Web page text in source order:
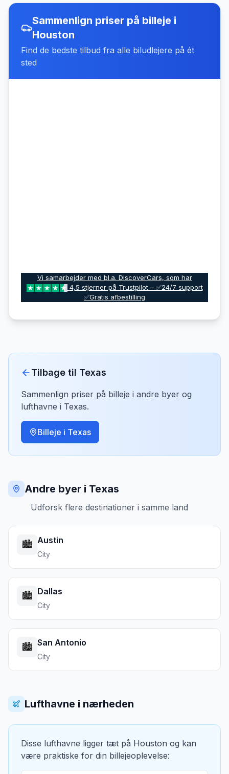
Sammenlign priser på billeje i
Houston
Find de bedste tilbud fra alle biludlejere på ét
sted
Vi samarbejder med bl.a. DiscoverCars, som har
4,5 stjerner på Trustpilot – ✅24/7 support
✅Gratis afbestilling
Tilbage til Texas
Sammenlign priser på billeje i andre byer og
lufthavne i Texas.
Billeje i Texas
Andre byer i Texas
Udforsk flere destinationer i samme land
🏙️ Austin
City
🏙️ Dallas
City
🏙️ San Antonio
City
Lufthavne i nærheden
Disse lufthavne ligger tæt på Houston og kan
være praktiske for din billejeoplevelse: